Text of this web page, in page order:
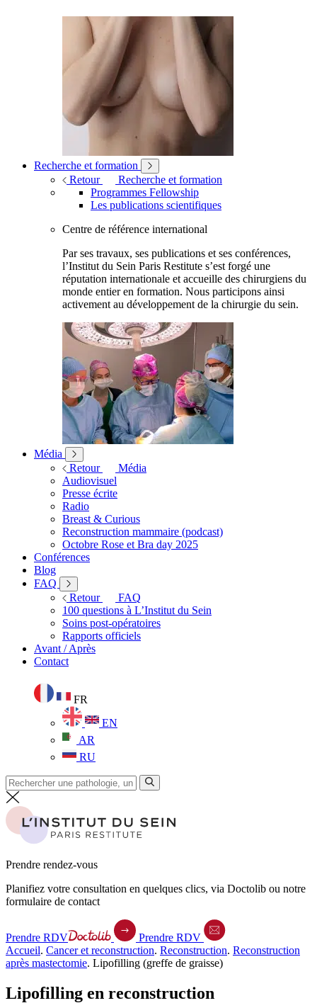
Recherche et formation
Retour
Recherche et formation
Programmes Fellowship
Les publications scientifiques
Centre de référence international
Par ses travaux, ses publications et ses conférences,
l’Institut du Sein Paris Restitute s’est forgé une
réputation internationale et accueille des chirurgiens du
monde entier en formation. Nous participons ainsi
activement au développement de la chirurgie du sein.
Média
Retour
Média
Audiovisuel
Presse écrite
Radio
Breast & Curious
Reconstruction mammaire (podcast)
Octobre Rose et Bra day 2025
Conférences
Blog
FAQ
Retour
FAQ
100 questions à L’Institut du Sein
Soins post-opératoires
Rapports officiels
Avant / Après
Contact
FR
EN
AR
RU
Prendre rendez-vous
Planifiez votre consultation en quelques clics, via Doctolib ou notre
formulaire de contact
Prendre RDV
Prendre RDV
Accueil. Cancer et reconstruction. Reconstruction. Reconstruction
après mastectomie. Lipofilling (greffe de graisse)
Lipofilling en reconstruction